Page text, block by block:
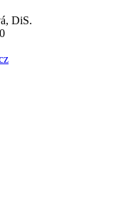
DiS.